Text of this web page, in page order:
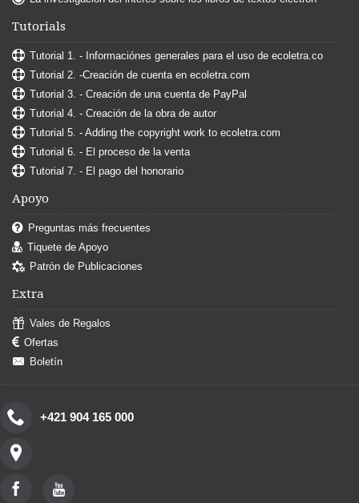
Tutorials
Tutorial 1. - Informaciónes generales para el uso de ecoletra.co
Tutorial 2. -Creación de cuenta en ecoletra.com
Tutorial 3. - Creación de una cuenta de PayPal
Tutorial 4. - Creación de la obra de autor
Tutorial 5. - Adding the copyright work to ecoletra.com
Tutorial 6. - El proceso de la venta
Tutorial 7. - El pago del honorario
Apoyo
Preguntas más frecuentes
Tiquete de Apoyo
Patrón de Publicaciones
Extra
Vales de Regalos
Ofertas
Boletín
+421 904 165 000